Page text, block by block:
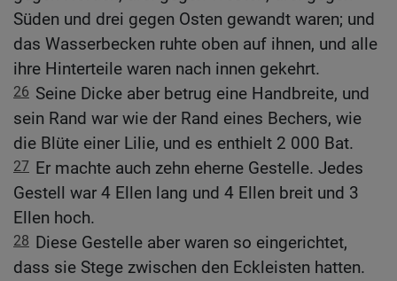
Süden und drei gegen Osten gewandt waren; und
das Wasserbecken ruhte oben auf ihnen, und alle
ihre Hinterteile waren nach innen gekehrt.
26 Seine Dicke aber betrug eine Handbreite, und
sein Rand war wie der Rand eines Bechers, wie
die Blüte einer Lilie, und es enthielt 2 000 Bat.
27 Er machte auch zehn eherne Gestelle. Jedes
Gestell war 4 Ellen lang und 4 Ellen breit und 3
Ellen hoch.
28 Diese Gestelle aber waren so eingerichtet,
dass sie Stege zwischen den Eckleisten hatten.